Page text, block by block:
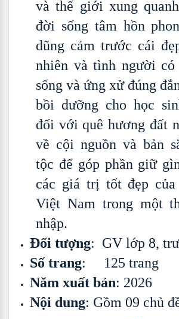
và thế giới xung
đời sống tâm hồn
dũng cảm trước cái
nhiên và tình người có
sống và ứng xử đúng
bồi dưỡng cho học
đối với quê hương đất
về cội nguồn và bản
tộc để góp phần giữ
các giá trị tốt đẹp
Việt Nam trong một
nhập.
Đối tượng: GV lớp 8,
Số trang: 125 trang
Năm xuất bản: 2026
Nội dung: Gồm 09 chủ